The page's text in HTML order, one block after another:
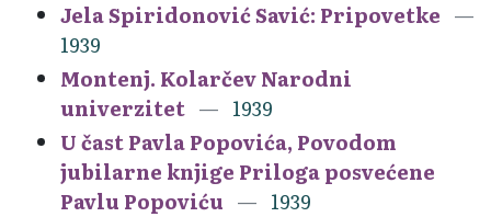
Jela Spiridonović Savić: Pripovetke
1939
Montenj. Kolarčev Narodni
univerzitet
1939
U čast Pavla Popovića, Povodom
jubilarne knjige Priloga posvećene
Pavlu Popoviću
1939